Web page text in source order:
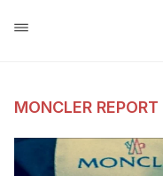
MONCLER REPORT